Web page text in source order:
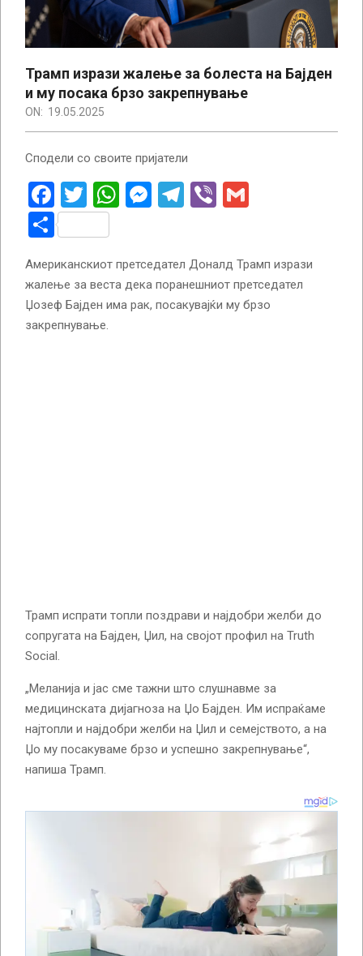
Трамп изрази жалење за болеста на Бајден
и му посака брзо закрепнување
ON: 19.05.2025
Сподели со своите пријатели
Facebook
Twitter
WhatsApp
Messenger
Telegram
Viber
Share
Американскиот претседател Доналд Трамп изрази
жалење за веста дека поранешниот претседател
Џозеф Бајден има рак, посакувајќи му брзо
закрепнување.
Трамп испрати топли поздрави и најдобри желби до
сопругата на Бајден, Џил, на својот профил на Truth
Social.
„Меланија и јас сме тажни што слушнавме за
медицинската дијагноза на Џо Бајден. Им испраќаме
најтопли и најдобри желби на Џил и семејството, а на
Џо му посакуваме брзо и успешно закрепнување“,
напиша Трамп.